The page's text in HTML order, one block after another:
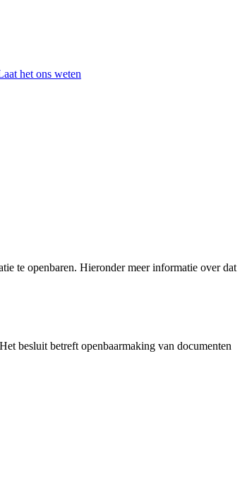
het ons weten
te openbaren. Hieronder meer informatie over dat
besluit betreft openbaarmaking van documenten